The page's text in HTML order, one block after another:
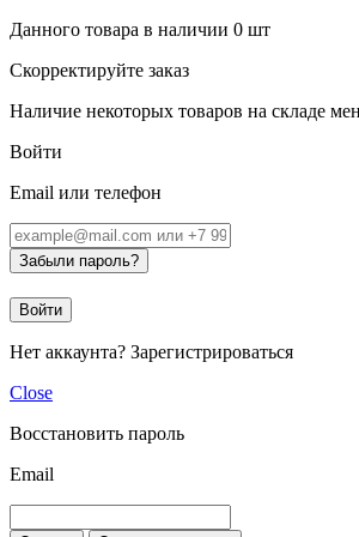
Данного товара в наличии 0 шт
Скорректируйте заказ
Наличие некоторых товаров на складе
Войти
Email или телефон
Забыли пароль?
Войти
Нет аккаунта? Зарегистрироваться
Close
Восстановить пароль
Email